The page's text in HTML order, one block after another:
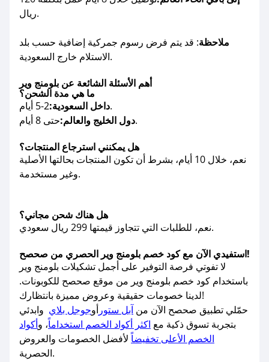
ريال.
ملاحظة: قد يتم فرض رسوم جمركية إضافية حسب بلد
الاستلام خارج السعودية.
أهم الأسئلة الشائعة عن بلومنج وير
ما هي مدة الشحن؟
داخل السعودية:2-5 أيام.
دول الخليج والعالم:حتى 8 أيام.
هل يمكنني استرجاع المنتجات؟
نعم، خلال 10 أيام، بشرط أن تكون المنتجات بحالتها الأصلية
وغير مستخدمة.
هل هناك شحن مجاني؟
نعم، للطلبات التي تتجاوز قيمتها 299 ريال سعودي.
استفيدي الآن مع كود خصم بلومنج وير الحصري من صحصح!
لا تفوتي فرصة التوفير على أجمل تشكيلات بلومنج وير
باستخدام كود خصم بلومنج وير من موقع صحصح للكوبونات.
لدينا خصومات حقيقية وعروض مميزة بانتظارك!
حمّلي تطبيق صحصح الآن من آبل ستور أوجوجل بلاي وابدئي
بتجربة تسوق ذكية مع اكثر أكواد الخصم استخداماً، وأكواد
الخصم الأعلى تخفيضاًلأفضل الخصومات والعروض
الحصرية.